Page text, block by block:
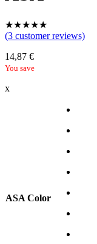
★★★★★
(3 customer reviews)
14,87 €
You save
x
ASA Color